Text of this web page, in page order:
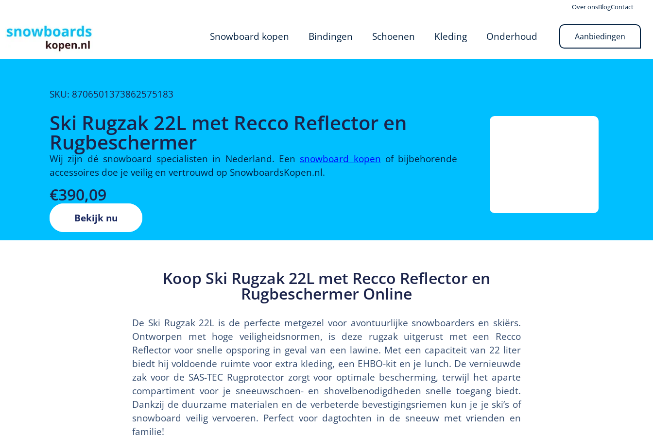
Over onsBlogContact
Snowboard kopen Bindingen Schoenen Kleding Onderhoud Aanbiedingen
SKU: 8706501373862575183
Ski Rugzak 22L met Recco Reflector en
Rugbeschermer
Wij zijn dé snowboard specialisten in Nederland. Een snowboard kopen of bijbehorende
accessoires doe je veilig en vertrouwd op SnowboardsKopen.nl.
€390,09
Bekijk nu
Koop Ski Rugzak 22L met Recco Reflector en
Rugbeschermer Online
De Ski Rugzak 22L is de perfecte metgezel voor avontuurlijke snowboarders en skiërs.
Ontworpen met hoge veiligheidsnormen, is deze rugzak uitgerust met een Recco
Reflector voor snelle opsporing in geval van een lawine. Met een capaciteit van 22 liter
biedt hij voldoende ruimte voor extra kleding, een EHBO-kit en je lunch. De vernieuwde
zak voor de SAS-TEC Rugprotector zorgt voor optimale bescherming, terwijl het aparte
compartiment voor je sneeuwschoen- en shovelbenodigdheden snelle toegang biedt.
Dankzij de duurzame materialen en de verbeterde bevestigingsriemen kun je je ski’s of
snowboard veilig vervoeren. Perfect voor dagtochten in de sneeuw met vrienden en
familie!